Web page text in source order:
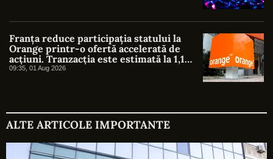
Franța reduce participația statului la
Orange printr-o ofertă accelerată de
acțiuni. Tranzacția este estimată la 1,1
miliarde de euro
09:35, 01 Aug 2026
ALTE ARTICOLE IMPORTANTE